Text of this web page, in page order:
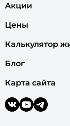
Акции
Цены
Калькулятор
Блог
Карта сайта